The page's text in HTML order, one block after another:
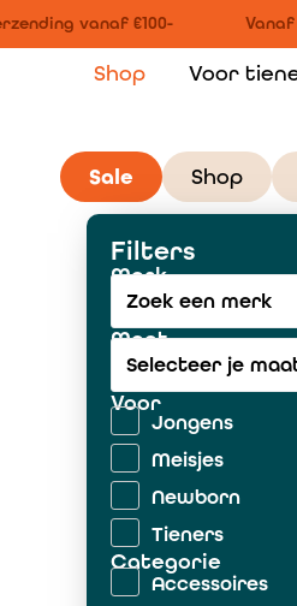
vanaf €100- Vanaf
Shop Voor
Sale Shop
Filters
Merk
Zoek een merk
Maat
Selecteer je
Voor
Jongens
Meisjes
Newborn
Tieners
Categorie
Accessoires